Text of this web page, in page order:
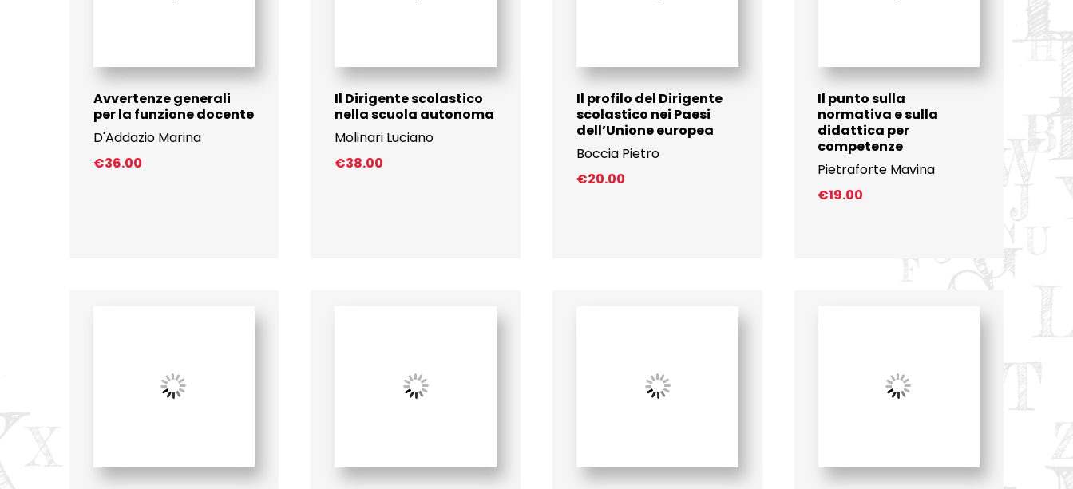
Avvertenze generali
per la funzione docente
D'Addazio Marina
€36.00
Il Dirigente scolastico
nella scuola autonoma
Molinari Luciano
€38.00
Il profilo del Dirigente
scolastico nei Paesi
dell’Unione europea
Boccia Pietro
€20.00
Il punto sulla
normativa e sulla
didattica per
competenze
Pietraforte Mavina
€19.00